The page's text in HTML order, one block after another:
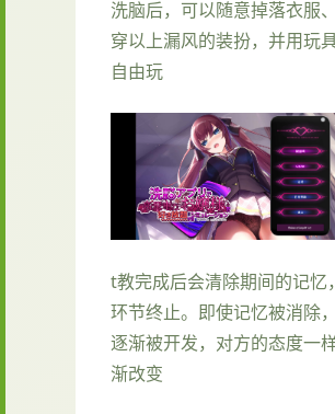
洗脑后，可以随意掉落衣服
穿以上漏风的装扮，并用玩
自由玩
t教完成后会清除期间的记忆
环节终止。即使记忆被消除
逐渐被开发，对方的态度一
渐改变